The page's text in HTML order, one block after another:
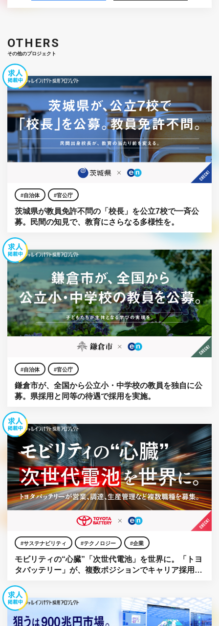
OTHERS
その他のプロジェクト
自治体 官公庁
茨城県が教員免許不問の「校長」を公立7校で一斉公
募。民間の知見で、教育にさらなる多様性を。
自治体 官公庁
鎌倉市が、全国から公立小・中学校の教員を独自に公
募。県採用と同等の待遇で採用を実施。
サステナビリティ テクノロジー 企業
モビリティの“心臓”「次世代電池」を世界に。「トヨ
タバッテリー」が、複数ポジションでキャリア採用を